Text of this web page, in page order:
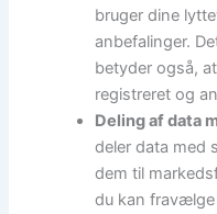
bruger dine
anbefalinger.
betyder også,
registreret og
Deling af data
deler data med
dem til
du kan